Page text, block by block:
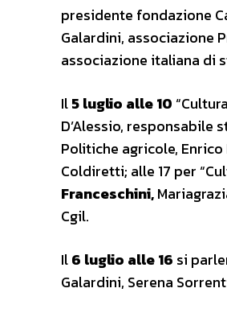
presidente fondazione
Galardini, associazione
associazione italiana di
Il5 luglio alle 10
D’Alessio, responsabile
Politiche agricole,
Coldiretti; alle 17 per
Franceschini,
Cgil.
Il6 luglio alle 16 si
Galardini, Serena